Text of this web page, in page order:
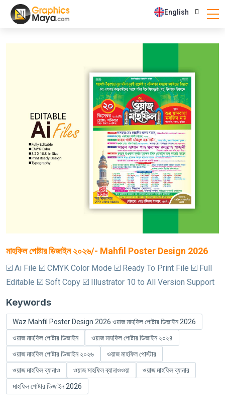
English
মাহফিল পোষ্টার ডিজাইন ২০২৬/- Mahfil Poster Design 2026
☑️ Ai File ☑️ CMYK Color Mode ☑️ Ready To Print File ☑️ Full
Editable ☑️ Soft Copy ☑️ Illustrator 10 to All Version Support
Keywords
Waz Mahfil Poster Design 2026 ওয়াজ মাহফিল পোষ্টার ডিজাইন 2026
ওয়াজ মাহফিল পোষ্টার ডিজাইন
ওয়াজ মাহফিল পোষ্টার ডিজাইন ২০২৪
ওয়াজ মাহফিল পোষ্টার ডিজাইন ২০২৬
ওয়াজ মাহফিল পোস্টার
ওয়াজ মাহফিল ব্যানাও
ওয়াজ মাহফিল ব্যানাওওয়া
ওয়াজ মাহফিল ব্যানার
মাহফিল পোষ্টার ডিজাইন 2026